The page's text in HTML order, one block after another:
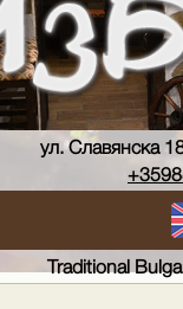
ул. Славянска
Traditional